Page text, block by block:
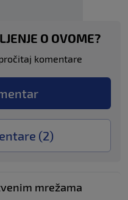
O OVOME?
komentare
(2)
mrežama